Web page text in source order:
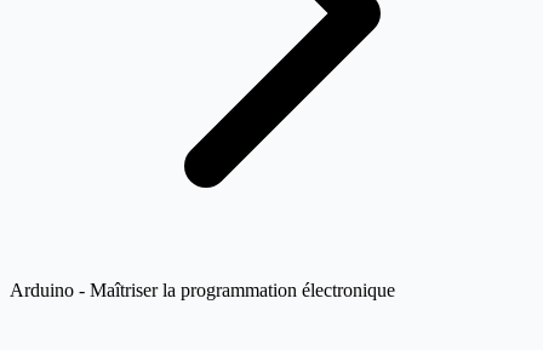
Arduino - Maîtriser la programmation électronique